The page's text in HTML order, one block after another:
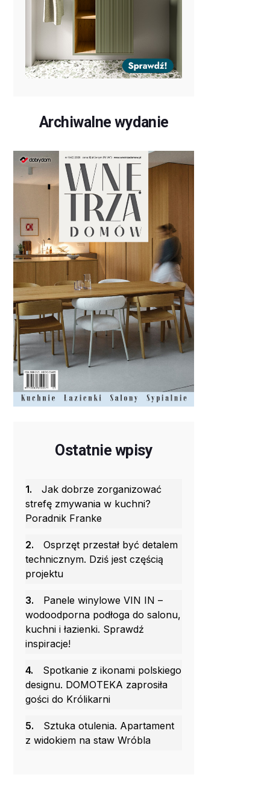
Archiwalne wydanie
Ostatnie wpisy
1.
Jak dobrze zorganizować
strefę zmywania w kuchni?
Poradnik Franke
2.
Osprzęt przestał być detalem
technicznym. Dziś jest częścią
projektu
3.
Panele winylowe VIN IN –
wodoodporna podłoga do salonu,
kuchni i łazienki. Sprawdź
inspiracje!
4.
Spotkanie z ikonami polskiego
designu. DOMOTEKA zaprosiła
gości do Królikarni
5.
Sztuka otulenia. Apartament
z widokiem na staw Wróbla